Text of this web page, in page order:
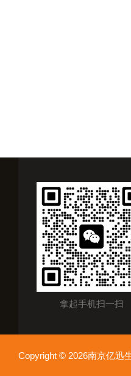
拿起手机扫一扫
Copyright © 2026南京亿迅